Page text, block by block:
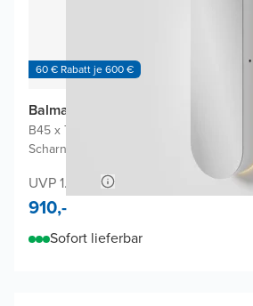
60 € Rabatt je 600 €
Balmani Mara Badhochschrank
B45 x T22 x H160 cm
Scharniere Links oder rechts möglich
UVP 1.980,-
910,-
Sofort lieferbar